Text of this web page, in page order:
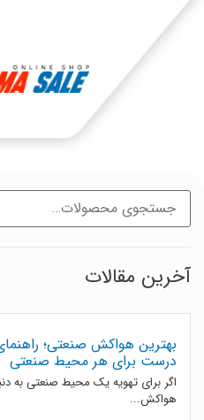
آخرین مقالات
بهترین هواکش صنعتی؛
درست برای هر محیط صنعتی
اگر برای تهویه یک محیط صنعتی به
هواکش...